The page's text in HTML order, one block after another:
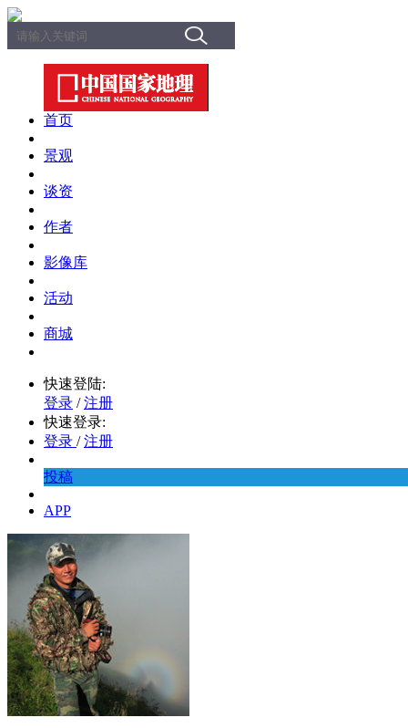
首页
景观
谈资
作者
影像库
活动
商城
快速登陆:
登录 / 注册
快速登录:
登录 / 注册
投稿
APP